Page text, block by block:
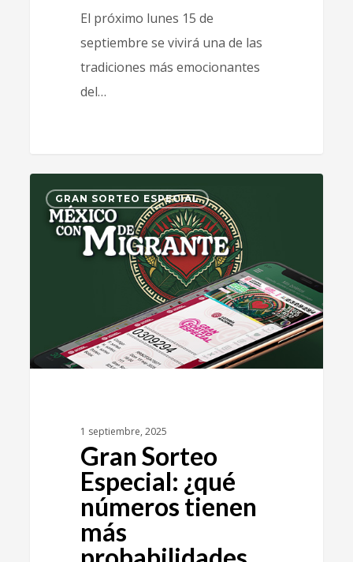
El próximo lunes 15 de
septiembre se vivirá una de las
tradiciones más emocionantes
del…
GRAN SORTEO ESPECIAL
1 septiembre, 2025
Gran Sorteo
Especial: ¿qué
números tienen
más
3